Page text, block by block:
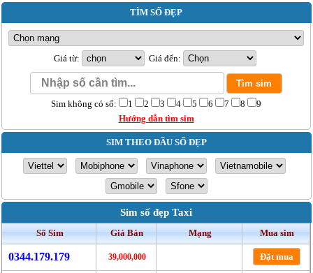
TÌM SỐ ĐẸP
Giá từ: Giá đến:
Sim không có số: 1 2 3 4 5 6 7 8
9
Hướng dẫn tìm sim
SIM THEO ĐẦU SỐ ĐẸP
Sim số đẹp Taxi
Số Sim Giá Bán Mạng Mua sim
0344.179.179 39,000,000 Đặt mua